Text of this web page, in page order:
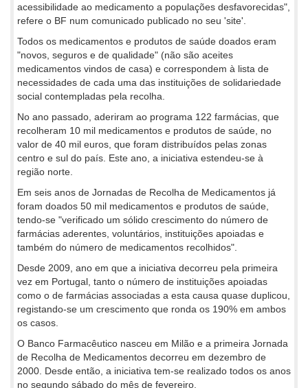
acessibilidade ao medicamento a populações desfavorecidas",
refere o BF num comunicado publicado no seu 'site'.
Todos os medicamentos e produtos de saúde doados eram
"novos, seguros e de qualidade" (não são aceites
medicamentos vindos de casa) e correspondem à lista de
necessidades de cada uma das instituições de solidariedade
social contempladas pela recolha.
No ano passado, aderiram ao programa 122 farmácias, que
recolheram 10 mil medicamentos e produtos de saúde, no
valor de 40 mil euros, que foram distribuídos pelas zonas
centro e sul do país. Este ano, a iniciativa estendeu-se à
região norte.
Em seis anos de Jornadas de Recolha de Medicamentos já
foram doados 50 mil medicamentos e produtos de saúde,
tendo-se "verificado um sólido crescimento do número de
farmácias aderentes, voluntários, instituições apoiadas e
também do número de medicamentos recolhidos".
Desde 2009, ano em que a iniciativa decorreu pela primeira
vez em Portugal, tanto o número de instituições apoiadas
como o de farmácias associadas a esta causa quase duplicou,
registando-se um crescimento que ronda os 190% em ambos
os casos.
O Banco Farmacêutico nasceu em Milão e a primeira Jornada
de Recolha de Medicamentos decorreu em dezembro de
2000. Desde então, a iniciativa tem-se realizado todos os anos
no segundo sábado do mês de fevereiro.